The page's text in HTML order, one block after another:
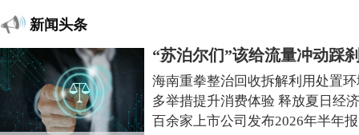
新闻头条
“苏泊尔们”该给流量冲动踩
海南重拳整治回收拆解利用处置
多举措提升消费体验 释放夏日经
百余家上市公司发布2026年半年报